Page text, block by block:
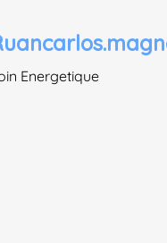
Energetique